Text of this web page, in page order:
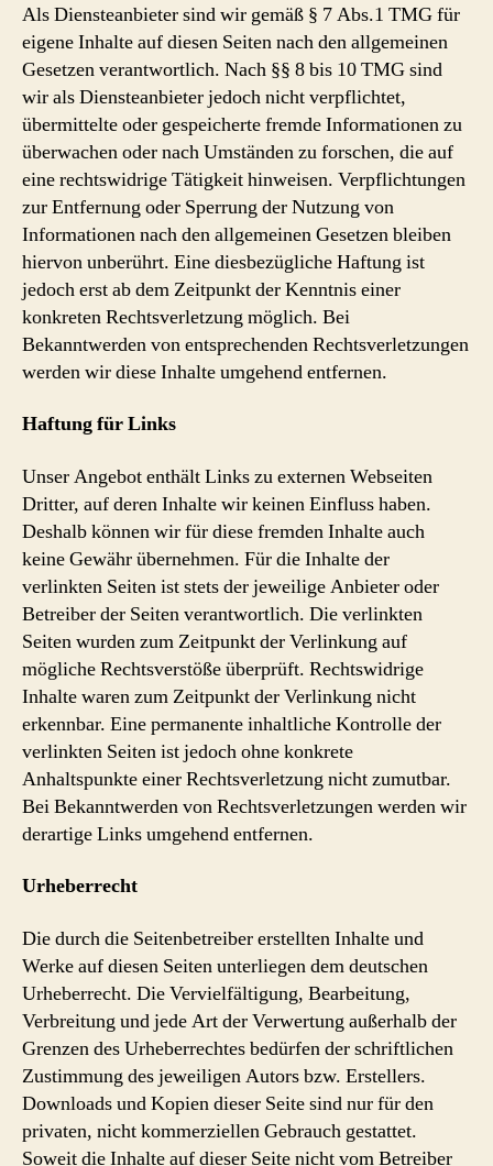
Als Diensteanbieter sind wir gemäß § 7 Abs.1 TMG für
eigene Inhalte auf diesen Seiten nach den allgemeinen
Gesetzen verantwortlich. Nach §§ 8 bis 10 TMG sind
wir als Diensteanbieter jedoch nicht verpflichtet,
übermittelte oder gespeicherte fremde Informationen zu
überwachen oder nach Umständen zu forschen, die auf
eine rechtswidrige Tätigkeit hinweisen. Verpflichtungen
zur Entfernung oder Sperrung der Nutzung von
Informationen nach den allgemeinen Gesetzen bleiben
hiervon unberührt. Eine diesbezügliche Haftung ist
jedoch erst ab dem Zeitpunkt der Kenntnis einer
konkreten Rechtsverletzung möglich. Bei
Bekanntwerden von entsprechenden Rechtsverletzungen
werden wir diese Inhalte umgehend entfernen.
Haftung für Links
Unser Angebot enthält Links zu externen Webseiten
Dritter, auf deren Inhalte wir keinen Einfluss haben.
Deshalb können wir für diese fremden Inhalte auch
keine Gewähr übernehmen. Für die Inhalte der
verlinkten Seiten ist stets der jeweilige Anbieter oder
Betreiber der Seiten verantwortlich. Die verlinkten
Seiten wurden zum Zeitpunkt der Verlinkung auf
mögliche Rechtsverstöße überprüft. Rechtswidrige
Inhalte waren zum Zeitpunkt der Verlinkung nicht
erkennbar. Eine permanente inhaltliche Kontrolle der
verlinkten Seiten ist jedoch ohne konkrete
Anhaltspunkte einer Rechtsverletzung nicht zumutbar.
Bei Bekanntwerden von Rechtsverletzungen werden wir
derartige Links umgehend entfernen.
Urheberrecht
Die durch die Seitenbetreiber erstellten Inhalte und
Werke auf diesen Seiten unterliegen dem deutschen
Urheberrecht. Die Vervielfältigung, Bearbeitung,
Verbreitung und jede Art der Verwertung außerhalb der
Grenzen des Urheberrechtes bedürfen der schriftlichen
Zustimmung des jeweiligen Autors bzw. Erstellers.
Downloads und Kopien dieser Seite sind nur für den
privaten, nicht kommerziellen Gebrauch gestattet.
Soweit die Inhalte auf dieser Seite nicht vom Betreiber